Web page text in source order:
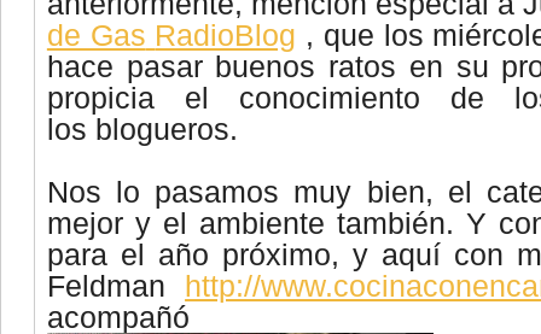
de Gas RadioBlog , que los
hace pasar buenos ratos en su
propicia el conocimiento de
los blogueros.
Nos lo pasamos muy bien, el
mejor y el ambiente también. Y
para el año próximo, y aquí con
Feldman
http://
acompañó